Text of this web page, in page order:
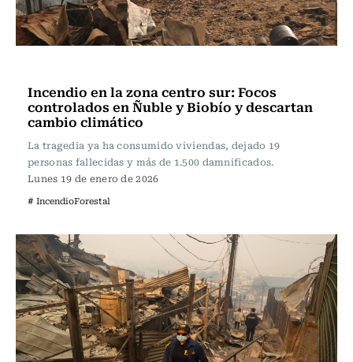
Incendio en la zona centro sur: Focos
controlados en Ñuble y Biobío y descartan
cambio climático
La tragedia ya ha consumido viviendas, dejado 19
personas fallecidas y más de 1.500 damnificados.
Lunes 19 de enero de 2026
# IncendioForestal